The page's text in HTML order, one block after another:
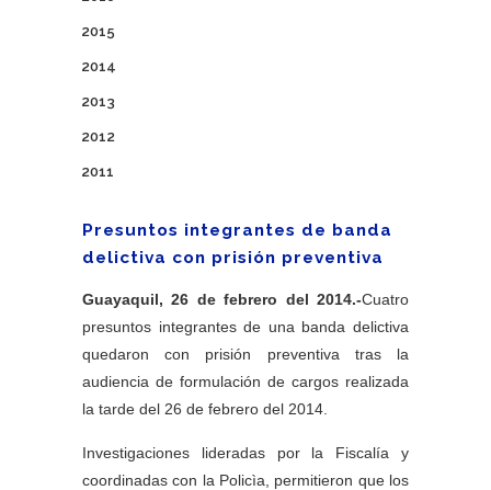
2015
2014
2013
2012
2011
Presuntos integrantes de banda
delictiva con prisión preventiva
Guayaquil, 26 de febrero del 2014.-Cuatro
presuntos integrantes de una banda delictiva
quedaron con prisión preventiva tras la
audiencia de formulación de cargos realizada
la tarde del 26 de febrero del 2014.
Investigaciones lideradas por la Fiscalía y
coordinadas con la Policìa, permitieron que los